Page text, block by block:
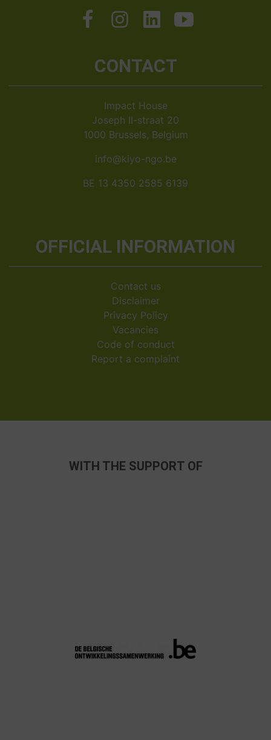
CONTACT
Impact House
Joseph II-straat 20
1000 Brussels, Belgium
info@kiyo-ngo.be
BE 13 4350 2585 6139
OFFICIAL INFORMATION
Contact us
Disclaimer
Privacy Policy
Vacancies
Code of conduct
Report a complaint
WITH THE SUPPORT OF